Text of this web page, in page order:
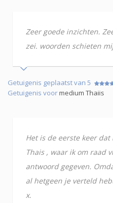
Zeer goede inzichten.
zei. woorden schieten
Getuigenis geplaatst van 5
Getuigenis voormedium Thaiis
Het is de eerste keer
Thais , waar ik om raad
antwoord gegeven.
al hetgeen je verteld
x.